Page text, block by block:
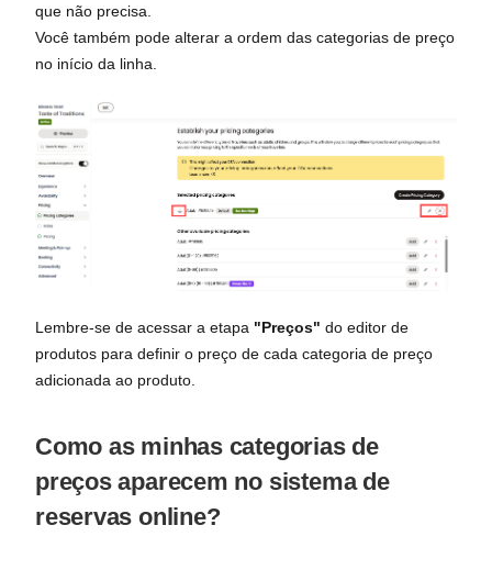
que não precisa.
Você também pode alterar a ordem das categorias de preço
no início da linha.
Lembre-se de acessar a etapa "Preços" do editor de
produtos para definir o preço de cada categoria de preço
adicionada ao produto.
Como as minhas categorias de
preços aparecem no sistema de
reservas online?